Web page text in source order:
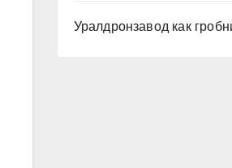
Уралдронзавод как